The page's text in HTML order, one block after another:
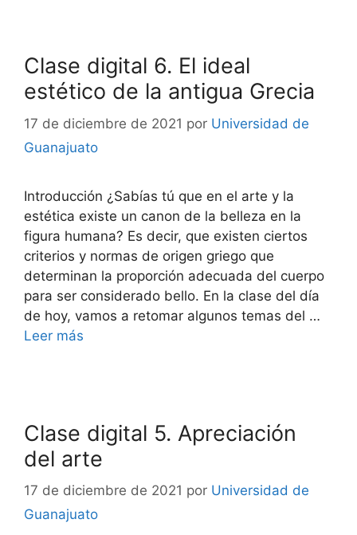
Clase digital 6. El ideal
estético de la antigua Grecia
17 de diciembre de 2021 por Universidad de
Guanajuato
Introducción ¿Sabías tú que en el arte y la
estética existe un canon de la belleza en la
figura humana? Es decir, que existen ciertos
criterios y normas de origen griego que
determinan la proporción adecuada del cuerpo
para ser considerado bello. En la clase del día
de hoy, vamos a retomar algunos temas del …
Leer más
Clase digital 5. Apreciación
del arte
17 de diciembre de 2021 por Universidad de
Guanajuato